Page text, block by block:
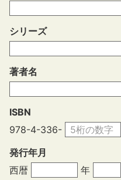
シリーズ
著者名
ISBN
978-4-336-
発行年月
西暦
年